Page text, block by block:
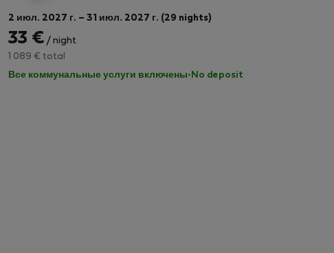
2 июл. 2027 г. – 31 июл. 2027 г. (29 nights)
33 € / night
1 089 € total
Все коммунальные услуги включены· No deposit